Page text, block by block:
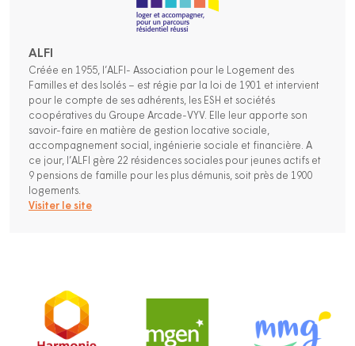
ALFI
Créée en 1955, l’ALFI- Association pour le Logement des
Familles et des Isolés – est régie par la loi de 1901 et intervient
pour le compte de ses adhérents, les ESH et sociétés
coopératives du Groupe Arcade-VYV. Elle leur apporte son
savoir-faire en matière de gestion locative sociale,
accompagnement social, ingénierie sociale et financière. A
ce jour, l’ALFI gère 22 résidences sociales pour jeunes actifs et
9 pensions de famille pour les plus démunis, soit près de 1900
logements.
Visiter le site